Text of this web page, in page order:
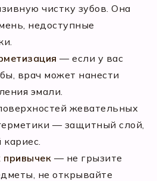
чистку зубов. Она
недоступные
— если у вас
врач может нанести
эмали.
жевательных
— защитный слой,
привычек — не грызите
не открывайте